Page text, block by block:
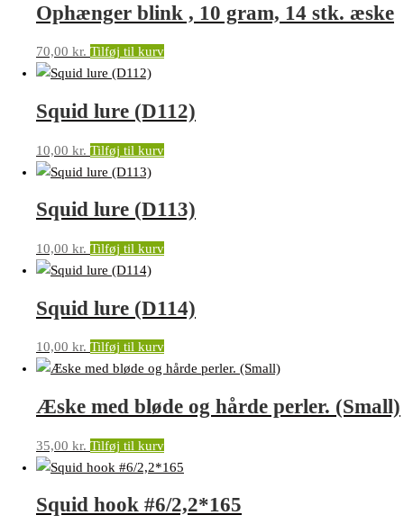
Ophænger blink , 10 gram, 14 stk. æske
70,00 kr. Tilføj til kurv
Squid lure (D112)
10,00 kr. Tilføj til kurv
Squid lure (D113)
10,00 kr. Tilføj til kurv
Squid lure (D114)
10,00 kr. Tilføj til kurv
Æske med bløde og hårde perler. (Small)
35,00 kr. Tilføj til kurv
Squid hook #6/2,2*165